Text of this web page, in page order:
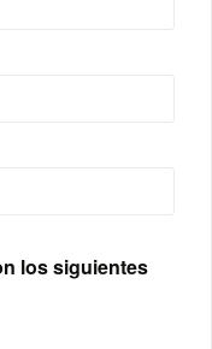
los siguientes